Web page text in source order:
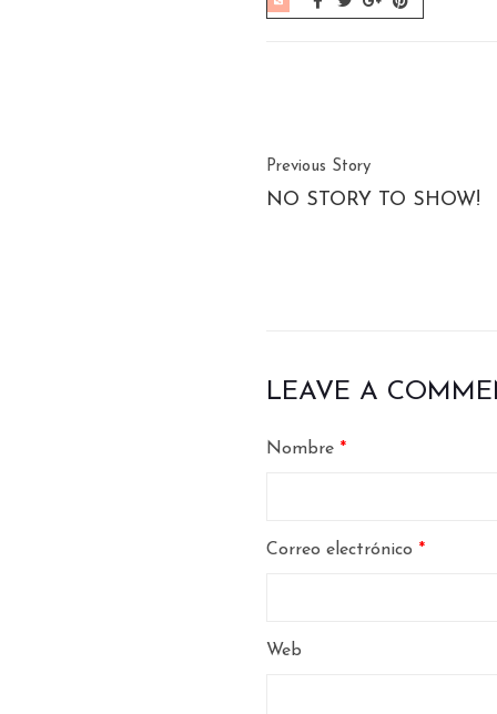
Previous Story
NO STORY TO SHOW!
LEAVE A
Nombre *
Correo electrónico *
Web